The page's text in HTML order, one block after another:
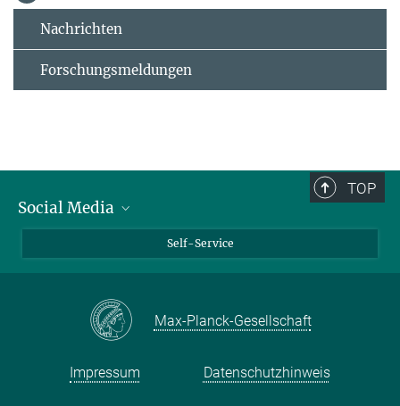
Nachrichten
Forschungsmeldungen
TOP
Social Media
Facebook
Self-Service
Max-Planck-Gesellschaft
Impressum Datenschutzhinweis